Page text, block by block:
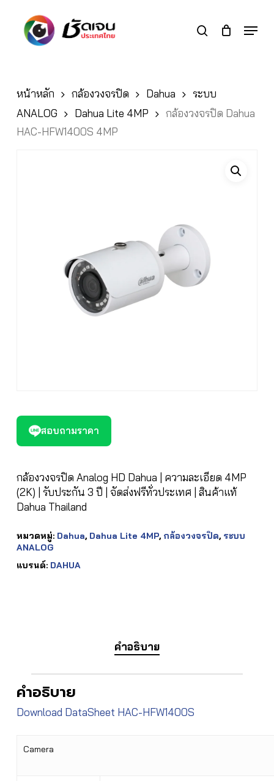
search Menu
หน้าหลัก กล้องวงจรปิด Dahua
ระบบ
ANALOG
Dahua Lite 4MP
กล้องวงจรปิด Dahua
HAC-HFW1400S 4MP
สอบถามราคา
กล้องวงจรปิด Analog HD Dahua | ความละเอียด 4MP
(2K) | รับประกัน 3 ปี | จัดส่งฟรีทั่วประเทศ | สินค้าแท้
Dahua Thailand
หมวดหมู่: Dahua, Dahua Lite 4MP, กล้องวงจรปิด, ระบบ
ANALOG
แบรนด์: DAHUA
คำอธิบาย
คำอธิบาย
Download DataSheet HAC-HFW1400S
Camera
Close